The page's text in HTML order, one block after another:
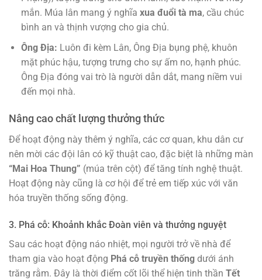
mắn. Múa lân mang ý nghĩa xua đuổi tà ma, cầu chúc
bình an và thịnh vượng cho gia chủ.
Ông Địa: Luôn đi kèm Lân, Ông Địa bụng phệ, khuôn
mặt phúc hậu, tượng trưng cho sự ấm no, hạnh phúc.
Ông Địa đóng vai trò là người dẫn dắt, mang niềm vui
đến mọi nhà.
Nâng cao chất lượng thưởng thức
Để hoạt động này thêm ý nghĩa, các cơ quan, khu dân cư
nên mời các đội lân có kỹ thuật cao, đặc biệt là những màn
“Mai Hoa Thung” (múa trên cột) để tăng tính nghệ thuật.
Hoạt động này cũng là cơ hội để trẻ em tiếp xúc với văn
hóa truyền thống sống động.
3. Phá cỗ: Khoảnh khắc Đoàn viên và thưởng nguyệt
Sau các hoạt động náo nhiệt, mọi người trở về nhà để
tham gia vào hoạt động Phá cỗ truyền thống dưới ánh
trăng rằm. Đây là thời điểm cốt lõi thể hiện tinh thần Tết